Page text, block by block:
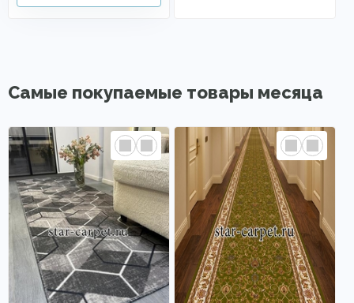
Самые покупаемые товары месяца